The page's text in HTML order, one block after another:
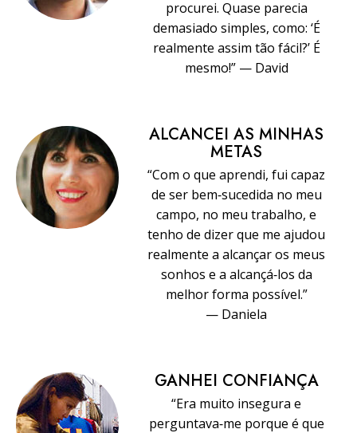
procurei. Quase parecia
demasiado simples, como: ‘É
realmente assim tão fácil?’ É
mesmo!” — David
ALCANCEI AS MINHAS
METAS
“Com o que aprendi, fui capaz
de ser bem‑sucedida no meu
campo, no meu trabalho, e
tenho de dizer que me ajudou
realmente a alcançar os meus
sonhos e a alcançá‑los da
melhor forma possível.”
— Daniela
GANHEI CONFIANÇA
“Era muito insegura e
perguntava‑me porque é que